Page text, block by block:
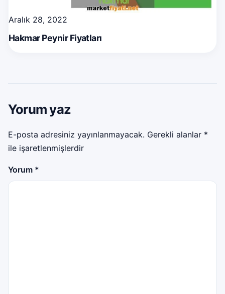
Aralık 28, 2022
Hakmar Peynir Fiyatları
Yorum yaz
E-posta adresiniz yayınlanmayacak. Gerekli alanlar *
ile işaretlenmişlerdir
Yorum *